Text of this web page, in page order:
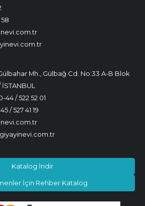
58
Mh., Gülbağ Cd. No:33 A-B Blok
44 / 522 52 01
/ 527 41 19
Katalog İndir
İçin Rehber Katalog